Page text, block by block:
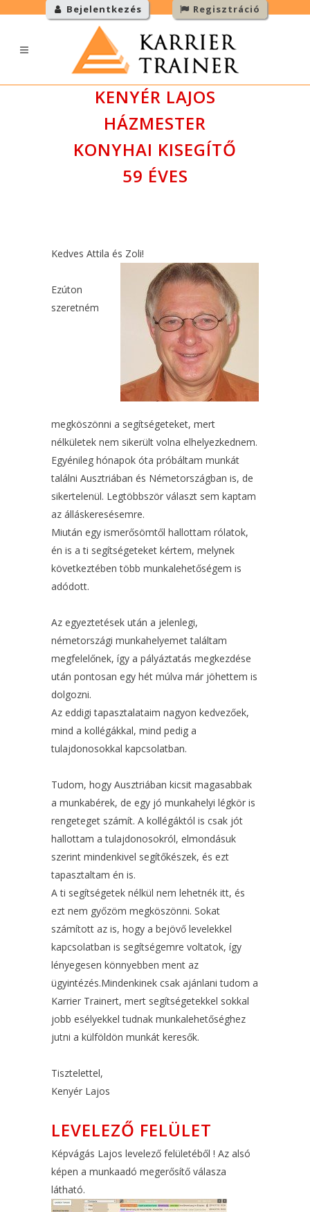
Bejelentkezés Regisztráció
KENYÉR LAJOS
HÁZMESTER
KONYHAI KISEGÍTŐ
59 ÉVES
Kedves Attila és Zoli!
Ezúton
szeretném
megköszönni a segítségeteket, mert
nélkületek nem sikerült volna elhelyezkednem.
Egyénileg hónapok óta próbáltam munkát
találni Ausztriában és Németországban is, de
sikertelenül. Legtöbbször választ sem kaptam
az álláskeresésemre.
Miután egy ismerősömtől hallottam rólatok,
én is a ti segítségeteket kértem, melynek
következtében több munkalehetőségem is
adódott.
Az egyeztetések után a jelenlegi,
németországi munkahelyemet találtam
megfelelőnek, így a pályáztatás megkezdése
után pontosan egy hét múlva már jöhettem is
dolgozni.
Az eddigi tapasztalataim nagyon kedvezőek,
mind a kollégákkal, mind pedig a
tulajdonosokkal kapcsolatban.
Tudom, hogy Ausztriában kicsit magasabbak
a munkabérek, de egy jó munkahelyi légkör is
rengeteget számít. A kollégáktól is csak jót
hallottam a tulajdonosokról, elmondásuk
szerint mindenkivel segítőkészek, és ezt
tapasztaltam én is.
A ti segítségetek nélkül nem lehetnék itt, és
ezt nem győzöm megköszönni. Sokat
számított az is, hogy a bejövő levelekkel
kapcsolatban is segítségemre voltatok, így
lényegesen könnyebben ment az
ügyintézés.Mindenkinek csak ajánlani tudom a
Karrier Trainert, mert segítségetekkel sokkal
jobb esélyekkel tudnak munkalehetőséghez
jutni a külföldön munkát keresők.
Tisztelettel,
Kenyér Lajos
LEVELEZŐ FELÜLET
Képvágás Lajos levelező felületéből ! Az alsó
képen a munkaadó megerősítő válasza
látható.